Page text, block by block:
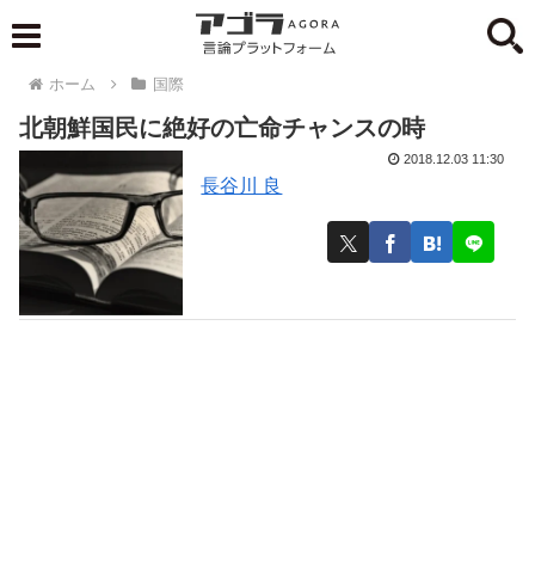
ホーム 国際
北朝鮮国民に絶好の亡命チャンスの時
長谷川 良
2018.12.03 11:30